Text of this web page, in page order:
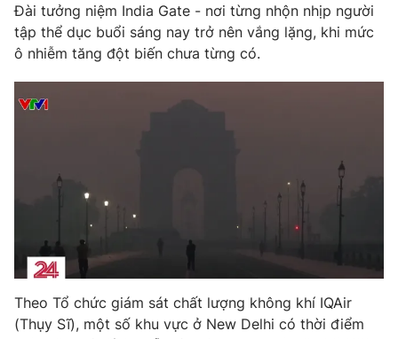
Tư vấn
Chuyên mục khác
Emagazine Podcast
Shorts video
VTV Money VTV Thể thao
VTV Sức khoẻ Bất động sản
Đài tưởng niệm India Gate - nơi từng nhộn nhịp người
tập thể dục buổi sáng nay trở nên vắng lặng, khi mức
ô nhiễm tăng đột biến chưa từng có.
Theo Tổ chức giám sát chất lượng không khí IQAir
(Thụy Sĩ), một số khu vực ở New Delhi có thời điểm